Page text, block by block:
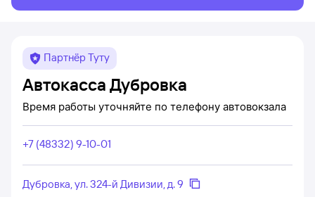
Партнёр Туту
Автокасса Дубровка
Время работы уточняйте по телефону автовокзала
+7 (48332) 9-10-01
Дубровка, ул. 324-й Дивизии, д. 9